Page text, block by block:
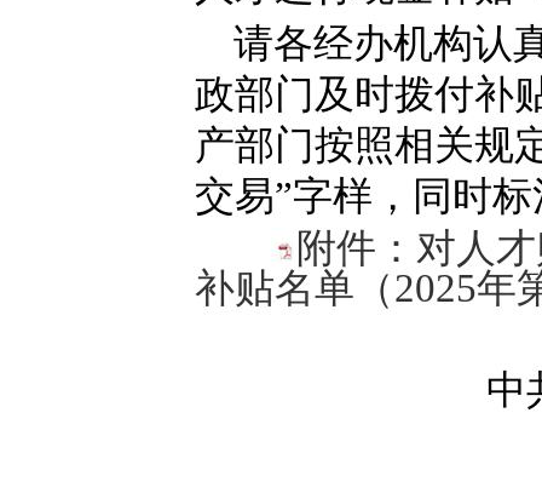
请各经办机构认
政部门及时拨付补
产部门按照相关规
交易”字样，同时
附件：对人
补贴名单（2025年
中